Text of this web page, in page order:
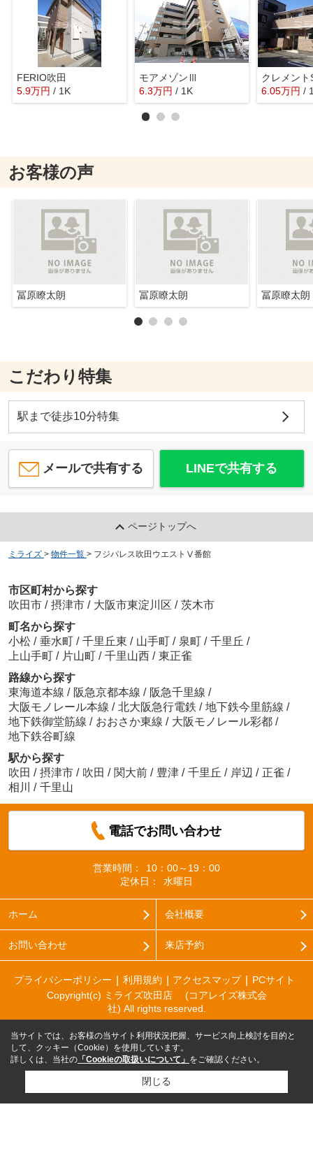
FERIO吹田
5.9万円 / 1K
モアメゾンⅢ
6.3万円 / 1K
クレメント
6.05万円 /
お客様の声
冨原瞭太朗 冨原瞭太朗 冨原瞭太朗
こだわり特集
駅まで徒歩10分特集
メールで共有する LINEで共有する
ページトップへ
ミライズ > 物件一覧 > フジパレス吹田ウエストⅤ番館
市区町村から探す
吹田市 / 摂津市 / 大阪市東淀川区 / 茨木市
町名から探す
小松 / 垂水町 / 千里丘東 / 山手町 / 泉町 / 千里丘 /
上山手町 / 片山町 / 千里山西 / 東正雀
路線から探す
東海道本線 / 阪急京都本線 / 阪急千里線 /
大阪モノレール本線 / 北大阪急行電鉄 / 地下鉄今里筋線 /
地下鉄御堂筋線 / おおさか東線 / 大阪モノレール彩都 /
地下鉄谷町線
駅から探す
吹田 / 摂津市 / 吹田 / 関大前 / 豊津 / 千里丘 / 岸辺 / 正雀 /
相川
/ 千里山
電話でお問い合わせ
営業時間：
10：00～19：00
定休日：
水曜日
ホーム 会社概要
お問い合わせ 来店予約
プライバシーポリシー 利用規約 アクセスマップ
PCサイト
Copyright(c) ミライズ吹田店 (コアレイズ株式会
社) All rights reserved.
当サイトでは、お客様の当サイト利用状況把握、サービス向上検討を目的と
して、クッキー（Cookie）を使用しています。
詳しくは、当社の 「Cookieの取扱いについて」 をご確認ください。
閉じる